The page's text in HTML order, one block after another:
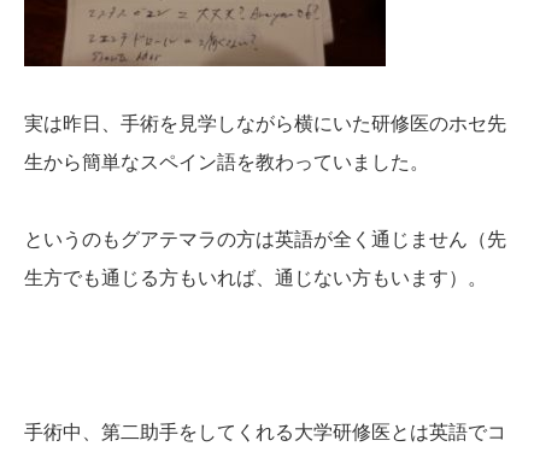
実は昨日、手術を見学しながら横にいた研修医のホセ先
生から簡単なスペイン語を教わっていました。
というのもグアテマラの方は英語が全く通じません（先
生方でも通じる方もいれば、通じない方もいます）。
手術中、第二助手をしてくれる大学研修医とは英語でコ